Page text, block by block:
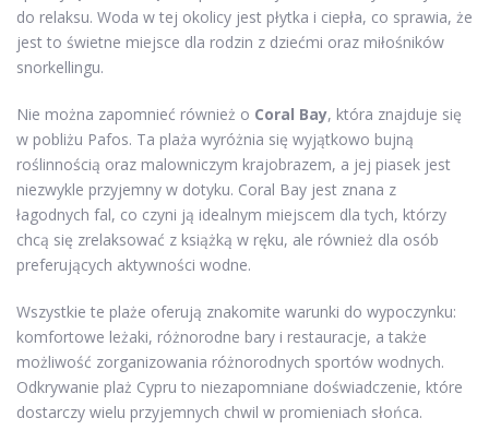
do relaksu. Woda w tej okolicy jest płytka i ciepła, co sprawia, że
jest to świetne miejsce dla rodzin z dziećmi oraz miłośników
snorkellingu.
Nie można zapomnieć również o Coral Bay, która znajduje się
w pobliżu Pafos. Ta plaża wyróżnia się wyjątkowo bujną
roślinnością oraz malowniczym krajobrazem, a jej piasek jest
niezwykle przyjemny w dotyku. Coral Bay jest znana z
łagodnych fal, co czyni ją idealnym miejscem dla tych, którzy
chcą się zrelaksować z książką w ręku, ale również dla osób
preferujących aktywności wodne.
Wszystkie te plaże oferują znakomite warunki do wypoczynku:
komfortowe leżaki, różnorodne bary i restauracje, a także
możliwość zorganizowania różnorodnych sportów wodnych.
Odkrywanie plaż Cypru to niezapomniane doświadczenie, które
dostarczy wielu przyjemnych chwil w promieniach słońca.